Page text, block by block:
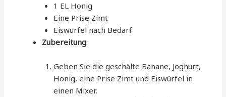
1 EL Honig
Eine Prise Zimt
Eiswürfel nach Bedarf
Zubereitung:
Geben Sie die geschälte Banane, Joghurt,
Honig, eine Prise Zimt und Eiswürfel in
einen Mixer.